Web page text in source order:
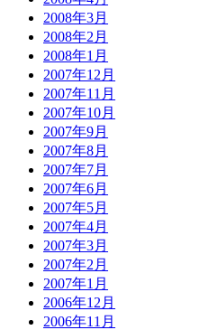
2008年3月
2008年2月
2008年1月
2007年12月
2007年11月
2007年10月
2007年9月
2007年8月
2007年7月
2007年6月
2007年5月
2007年4月
2007年3月
2007年2月
2007年1月
2006年12月
2006年11月